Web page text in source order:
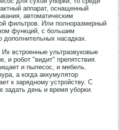
аппарат, оснащенный
автоматическим
фильтров. Или полноразмерный
функций, с большим
дополнительных насадках.
встроенные ультразвуковые
и робот "видит" препятствия.
и пылесос, и мебель.
а когда аккумулятор
к зарядному устройству. С
день и время уборки.